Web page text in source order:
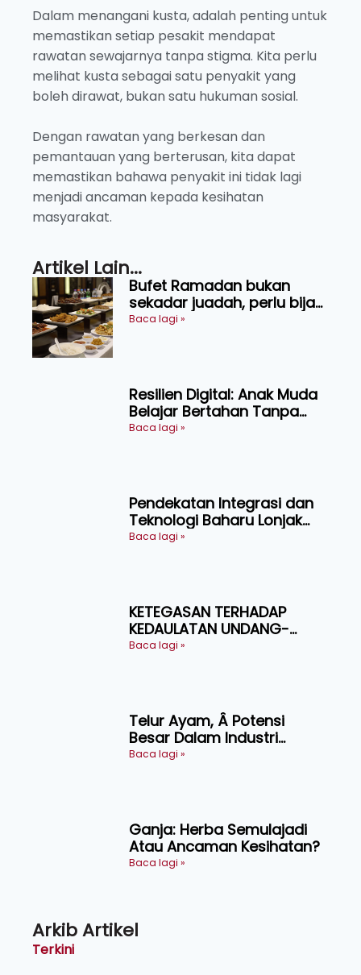
Dalam menangani kusta, adalah penting untuk
memastikan setiap pesakit mendapat
rawatan sewajarnya tanpa stigma. Kita perlu
melihat kusta sebagai satu penyakit yang
boleh dirawat, bukan satu hukuman sosial.
Dengan rawatan yang berkesan dan
pemantauan yang berterusan, kita dapat
memastikan bahawa penyakit ini tidak lagi
menjadi ancaman kepada kesihatan
masyarakat.
Artikel Lain...
Bufet Ramadan bukan
sekadar juadah, perlu bijak
memilih dan selamat
Baca lagi »
Resilien Digital: Anak Muda
Belajar Bertahan Tanpa
Perlu Menekan Diri
Baca lagi »
Pendekatan Integrasi dan
Teknologi Baharu Lonjak
Produktiviti Ternakan
Baca lagi »
KETEGASAN TERHADAP
KEDAULATAN UNDANG-
UNDANG ASAS KEPADA
Baca lagi »
Telur Ayam, Â Potensi
Besar Dalam Industri
Makanan, Kosmetik dan
Baca lagi »
Ganja: Herba Semulajadi
Atau Ancaman Kesihatan?
Baca lagi »
Arkib Artikel
Terkini